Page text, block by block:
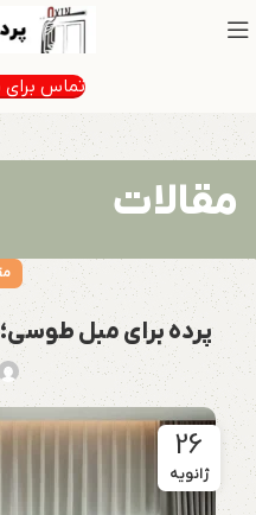
تماس برای
مقالات
پرده برای مبل
26
ژانویه